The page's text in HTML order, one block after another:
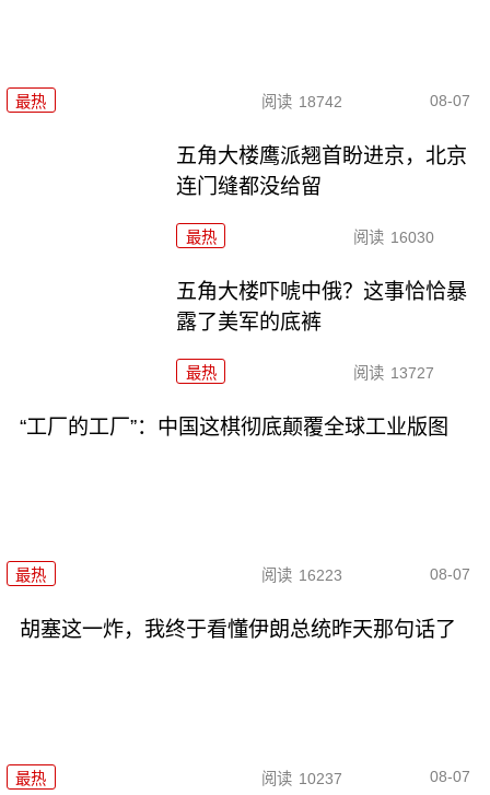
最热 阅读 18742 08-07
五角大楼鹰派翘首盼进京，北京
连门缝都没给留
最热 阅读 16030
五角大楼吓唬中俄？这事恰恰暴
露了美军的底裤
最热 阅读 13727
“工厂的工厂”：中国这棋彻底颠覆全球工业版图
最热 阅读 16223 08-07
胡塞这一炸，我终于看懂伊朗总统昨天那句话了
最热 阅读 10237 08-07